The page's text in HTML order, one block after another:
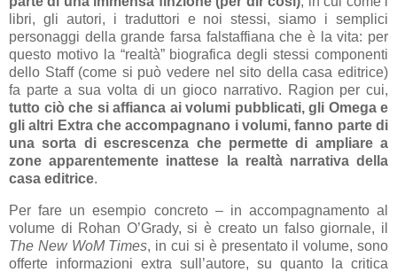
libri, gli autori, i traduttori e noi stessi, siamo i semplici
personaggi della grande farsa falstaffiana che è la vita: per
questo motivo la “realtà” biografica degli stessi componenti
dello Staff (come si può vedere nel sito della casa editrice)
fa parte a sua volta di un gioco narrativo. Ragion per cui,
tutto ciò che si affianca ai volumi pubblicati, gli Omega e
gli altri Extra che accompagnano i volumi, fanno parte di
una sorta di escrescenza che permette di ampliare a
zone apparentemente inattese la realtà narrativa della
casa editrice.
Per fare un esempio concreto – in accompagnamento al
volume di Rohan O’Grady, si è creato un falso giornale, il
The New WoM Times, in cui si è presentato il volume, sono
offerte informazioni extra sull’autore, su quanto la critica